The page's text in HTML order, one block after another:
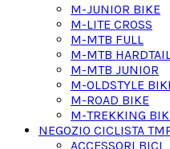
M-JUNIOR BIKE
M-LITE CROSS
M-MTB FULL
M-MTB
M-MTB JUNIOR
M-OLDSTYLE
M-ROAD BIKE
M-TREKKING
NEGOZIO CICLISTA
ACCESSORI BICI